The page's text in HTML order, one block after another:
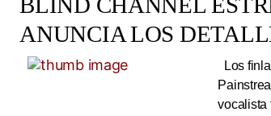
ANUNCIA LOS
Los
vocalista